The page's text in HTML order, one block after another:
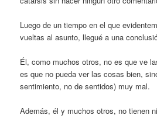
Luego de un tiempo en el que
vueltas al asunto, llegué a una
Él, como muchos otros, no es que ve
es que no pueda ver las cosas bien,
sentimiento, no de sentidos) muy mal.
Además, él y muchos otros, no tienen